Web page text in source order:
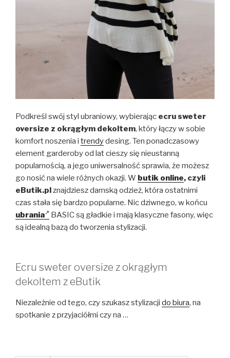
Podkreśl swój styl ubraniowy, wybierając ecru sweter
oversize z okrągłym dekoltem, który łączy w sobie
komfort noszenia i trendydesing. Ten ponadczasowy
element garderoby od lat cieszy się nieustanną
popularnością, a jego uniwersalność sprawia, że możesz
go nosić na wiele różnych okazji. W butik online, czyli
eButik.plznajdziesz damską odzież, która ostatnimi
czas stała się bardzo popularne. Nic dziwnego, w końcu
ubrania
BASIC są gładkie i mają klasyczne fasony, więc
są idealną bazą do tworzenia stylizacji.
Ecru sweter oversize z okrągłym
dekoltem z eButik
Niezależnie od tego, czy szukasz stylizacji do biura, na
spotkanie z przyjaciółmi czy na …